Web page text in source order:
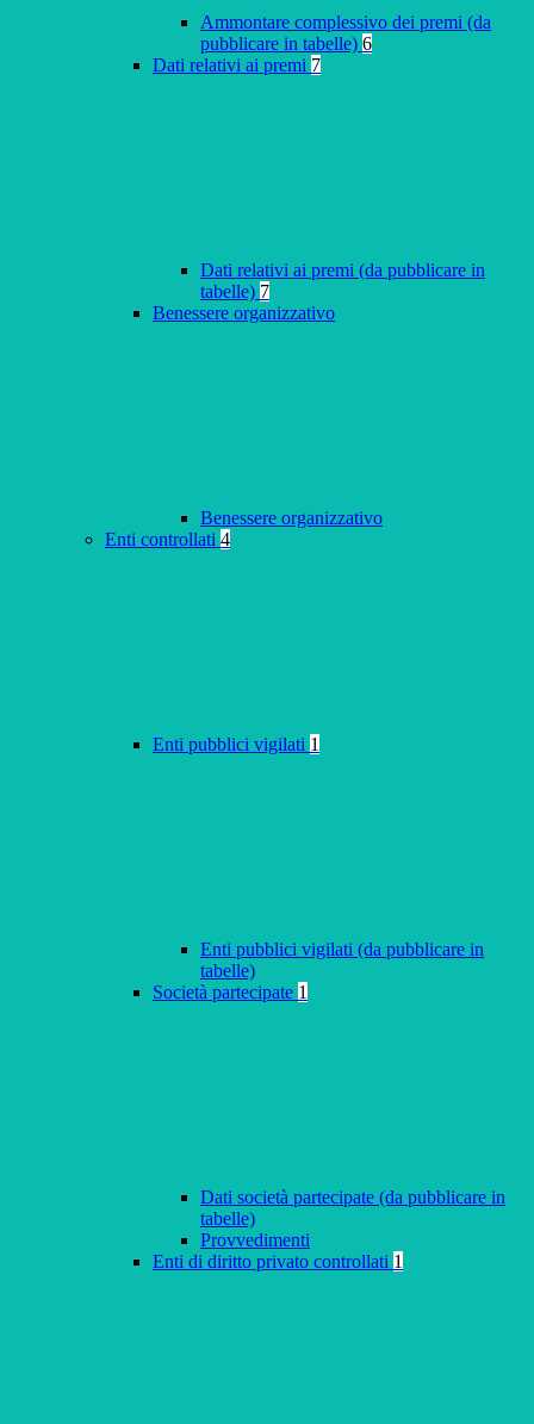
Ammontare complessivo dei premi (da
pubblicare in tabelle) 6
Dati relativi ai premi 7
Dati relativi ai premi (da pubblicare in
tabelle) 7
Benessere organizzativo
Benessere organizzativo
Enti controllati 4
Enti pubblici vigilati 1
Enti pubblici vigilati (da pubblicare in
tabelle)
Società partecipate 1
Dati società partecipate (da pubblicare in
tabelle)
Provvedimenti
Enti di diritto privato controllati 1